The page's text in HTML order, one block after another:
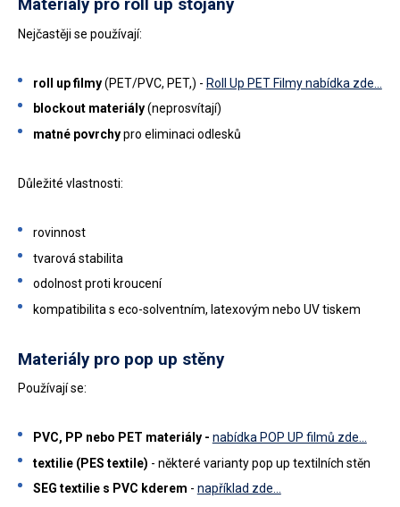
Materiály pro roll up stojany
Nejčastěji se používají:
roll up filmy(PET/PVC, PET,) - Roll Up PET Filmy nabídka zde...
blockout materiály(neprosvítají)
matné povrchypro eliminaci odlesků
Důležité vlastnosti:
rovinnost
tvarová stabilita
odolnost proti kroucení
kompatibilita s eco-solventním, latexovým nebo UV tiskem
Materiály pro pop up stěny
Používají se:
PVC, PP nebo PET materiály - nabídka POP UP filmů zde...
textilie (PES textile) - některé varianty pop up textilních stěn
SEG textilie s PVC kderem - například zde...